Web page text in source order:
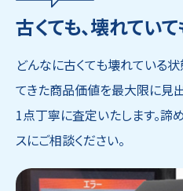
古くても、壊れてい
どんなに古くても壊れている
てきた商品価値を最大限に見
1点丁寧に査定いたします。諦
スにご相談ください。